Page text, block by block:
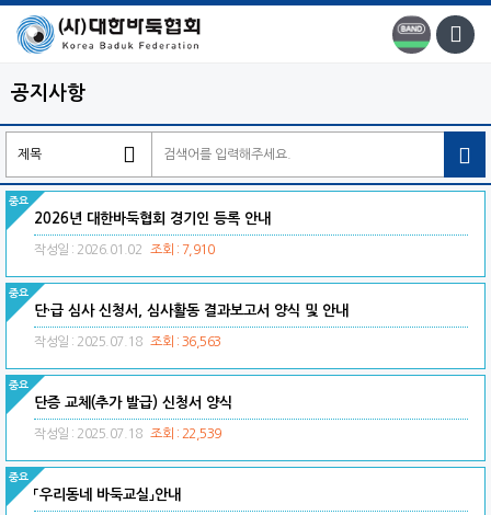
공지사항

2026년 대한바둑협회 경기인 등록 안내
작성일 : 2026.01.02 조회 : 7,910
단·급 심사 신청서, 심사활동 결과보고서 양식 및 안내
작성일 : 2025.07.18 조회 : 36,563
단증 교체(추가 발급) 신청서 양식
작성일 : 2025.07.18 조회 : 22,539
「우리동네 바둑교실」안내